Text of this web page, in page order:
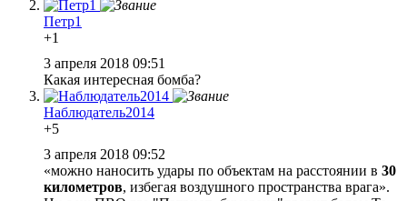
Петр1
+1
3 апреля 2018 09:51
Какая интересная бомба?
Наблюдатель2014
+5
3 апреля 2018 09:52
«можно наносить удары по объектам на расстоянии в 30
километров, избегая воздушного пространства врага».